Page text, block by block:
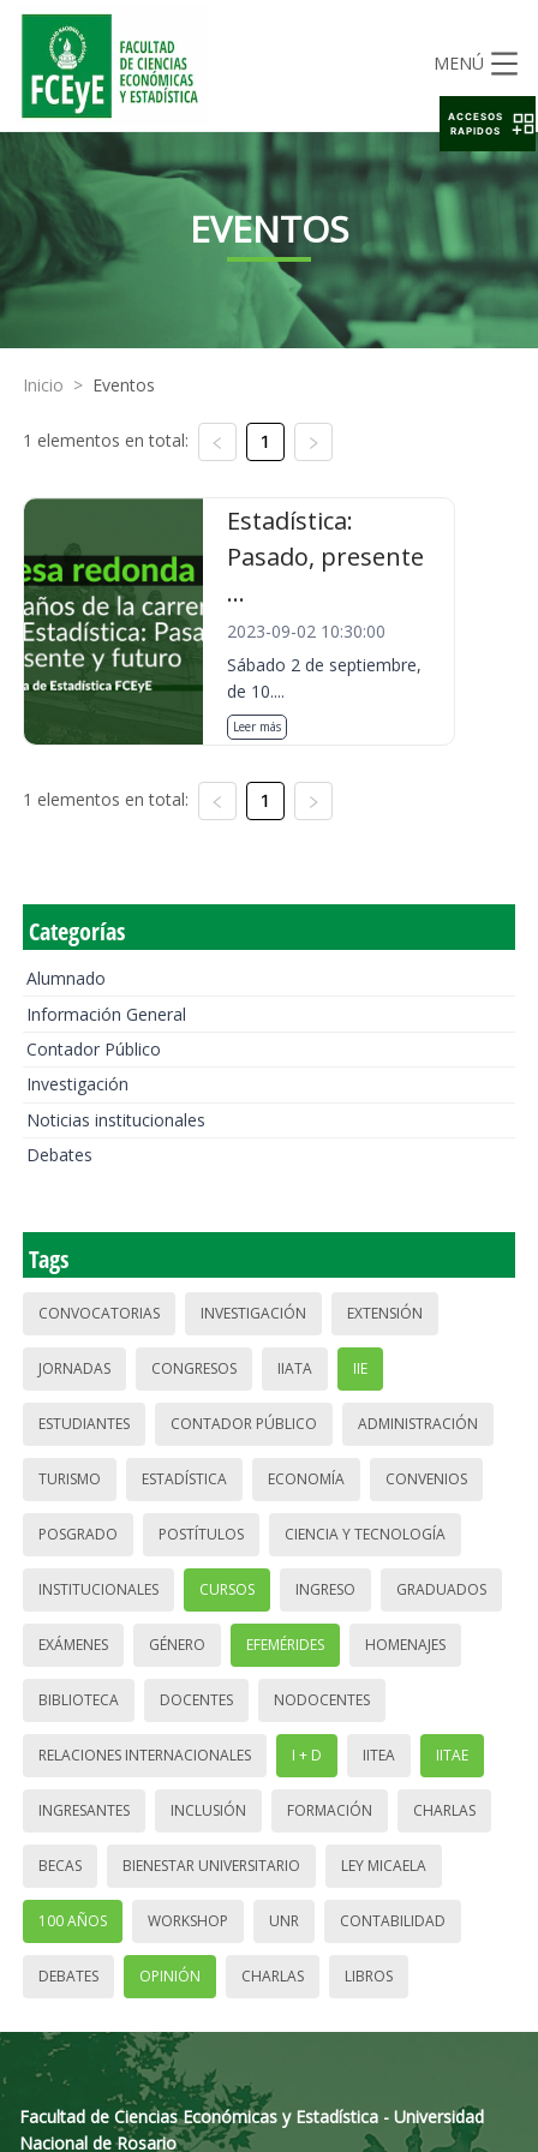
MENÚ
EVENTOS
Inicio > Eventos
1 elementos en total: 1
Estadística:
Pasado, presente
...
2023-09-02 10:30:00
Sábado 2 de septiembre,
de 10....
Leer más
1 elementos en total: 1
Categorías
Alumnado
Información General
Contador Público
Investigación
Noticias institucionales
Debates
Tags
CONVOCATORIAS INVESTIGACIÓN EXTENSIÓN
JORNADAS CONGRESOS IIATA IIE
ESTUDIANTES CONTADOR PÚBLICO ADMINISTRACIÓN
TURISMO ESTADÍSTICA ECONOMÍA CONVENIOS
POSGRADO POSTÍTULOS CIENCIA Y TECNOLOGÍA
INSTITUCIONALES CURSOS INGRESO GRADUADOS
EXÁMENES GÉNERO EFEMÉRIDES HOMENAJES
BIBLIOTECA DOCENTES NODOCENTES
RELACIONES INTERNACIONALES I + D IITEA IITAE
INGRESANTES INCLUSIÓN FORMACIÓN CHARLAS
BECAS BIENESTAR UNIVERSITARIO LEY MICAELA
100 AÑOS WORKSHOP UNR CONTABILIDAD
DEBATES OPINIÓN CHARLAS LIBROS
Facultad de Ciencias Económicas y Estadística - Universidad
Nacional de Rosario
ACCESOS
RAPIDOS